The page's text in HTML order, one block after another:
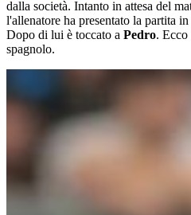
dalla società. Intanto in attesa del
l'allenatore ha presentato la partita
Dopo di lui è toccato a Pedro. Ecco
spagnolo.